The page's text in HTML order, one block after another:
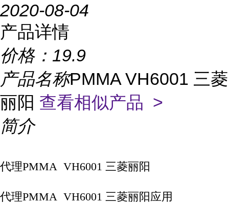
2020-08-04
产品详情
价格： 19.9
产品名称PMMA VH6001 三菱
丽阳 查看相似产品 >
简介
代理PMMA VH6001 三菱丽阳
代理PMMA VH6001 三菱丽阳应用